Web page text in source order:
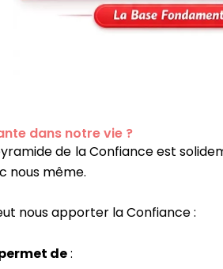
dans notre vie ?
de la Confiance est
nous même.
nous apporter la Confiance :
de: